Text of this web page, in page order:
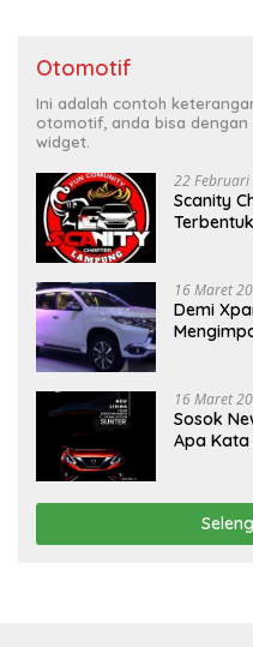
Otomotif
Ini adalah contoh
otomotif, anda bisa dengan
widget.
22
Scanity
16 Maret
Demi
16 Maret
Sosok
Apa Kata